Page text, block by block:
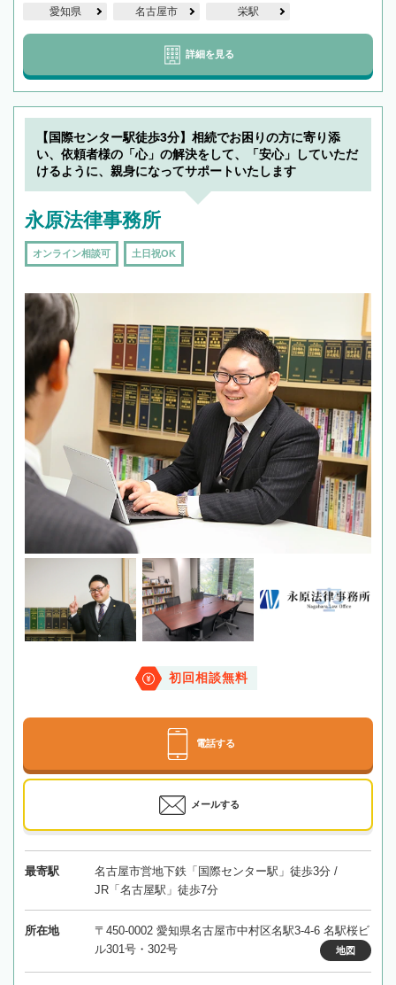
愛知県 名古屋市 栄駅
詳細を見る
【国際センター駅徒歩3分】相続でお困りの方に寄り添
い、依頼者様の「心」の解決をして、「安心」していただ
けるように、親身になってサポートいたします
永原法律事務所
オンライン相談可 土日祝OK
初回相談無料
電話する
メールする
最寄駅
名古屋市営地下鉄「国際センター駅」徒歩3分 /
JR「名古屋駅」徒歩7分
所在地
〒450-0002 愛知県名古屋市中村区名駅3-4-6 名駅桜ビ
ル301号・302号
地図